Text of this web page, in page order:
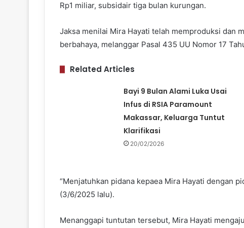
Rp1 miliar, subsidair tiga bulan kurungan.
Jaksa menilai Mira Hayati telah memproduksi dan
berbahaya, melanggar Pasal 435 UU Nomor 17
Related Articles
Bayi 9 Bulan Alami Luka Usai
Infus di RSIA Paramount
Makassar, Keluarga Tuntut
Klarifikasi
20/02/2026
“Menjatuhkan pidana kepaea Mira Hayati dengan
(3/6/2025 lalu).
Menanggapi tuntutan tersebut, Mira Hayati